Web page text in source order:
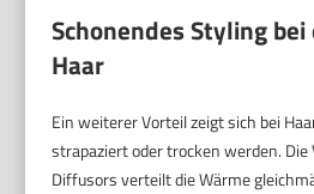
Schonendes Styling
Haar
Ein weiterer Vorteil zeigt sich bei
strapaziert oder trocken werden.
Diffusors verteilt die Wärme